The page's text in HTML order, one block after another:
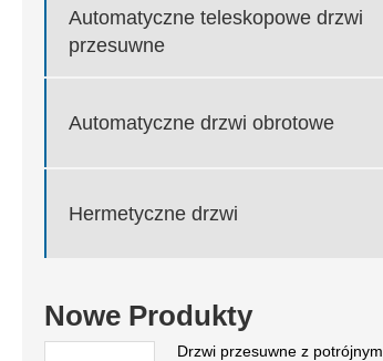
Automatyczne teleskopowe drzwi
przesuwne
Automatyczne drzwi obrotowe
Hermetyczne drzwi
Nowe Produkty
Drzwi przesuwne z potrójnym